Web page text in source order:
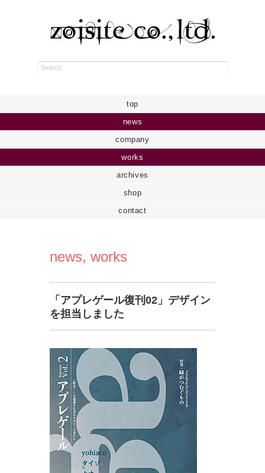
top
news
company
works
archives
shop
contact
news, works
「アプレゲール復刊02」デザイン
を担当しました